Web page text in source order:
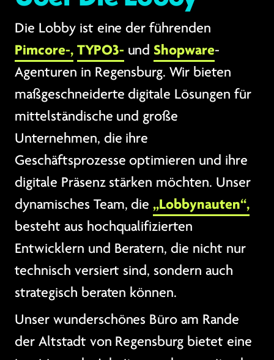
Die Lobby ist eine der führenden
Pimcore-, TYPO3- und Shopware-
Agenturen in Regensburg. Wir bieten
maßgeschneiderte digitale Lösungen für
mittelständische und große
Unternehmen, die ihre
Geschäftsprozesse optimieren und ihre
digitale Präsenz stärken möchten. Unser
dynamisches Team, die„Lobbynauten“,
besteht aus hochqualifizierten
Entwicklern und Beratern, die nicht nur
technisch versiert sind, sondern auch
strategisch beraten können.
Unser wunderschönes Büro am Rande
der Altstadt von Regensburg bietet eine